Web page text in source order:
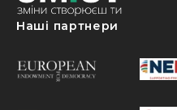
Наші партнери